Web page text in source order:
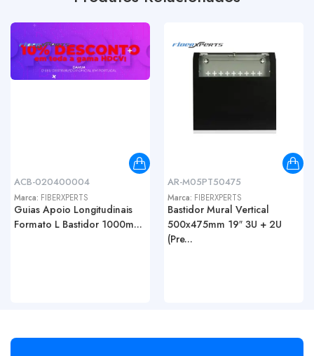
ACB-020400004
Marca: FIBERXPERTS
Guias Apoio Longitudinais
Formato L Bastidor 1000m...
AR-M05PT50475
Marca: FIBERXPERTS
Bastidor Mural Vertical
500x475mm 19″ 3U + 2U
(Pre...